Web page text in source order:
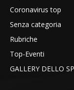
Coronavirus top
Senza categoria
Rubriche
Top-Eventi
GALLERY DELLO